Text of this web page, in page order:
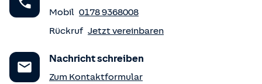
Mobil 0178 9368008
Rückruf Jetzt vereinbaren
Nachricht schreiben
Zum Kontaktformular